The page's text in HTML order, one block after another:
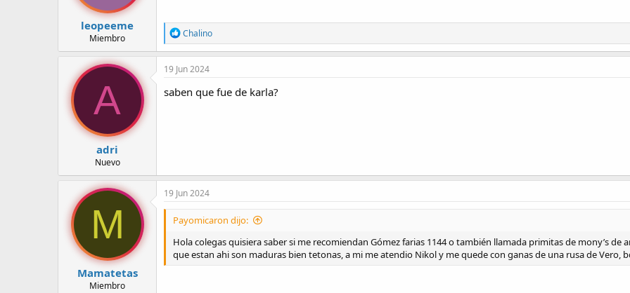
:
leopeeme
Miembro
R
e
a
c
i
o
Chalino
A
adri
Nuevo
19 Jun 2024
saben que fue de karla?
M
Mamatetas
Miembro
19 Jun 2024
Payomicaron dijo:
Hola colegas quisiera saber si me recomiendan Gómez farias 1144 o también llamada primitas de mony’s
que estan ahi son maduras bien tetonas, a mi me atendio Nikol y me quede con ganas de una rusa de Vero,